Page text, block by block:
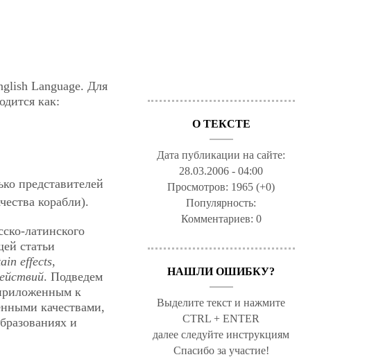
Language. Для
как:
представителей
корабли).
латинского
статьи
effects,
. Подведем
к
качествами,
и
О ТЕКСТЕ
Дата публикации на сайте:
28.03.2006 - 04:00
Просмотров: 1965 (+0)
Популярность:
Комментариев: 0
НАШЛИ ОШИБКУ?
Выделите текст и нажмите
CTRL + ENTER
далее следуйте инструкциям
Спасибо за участие!